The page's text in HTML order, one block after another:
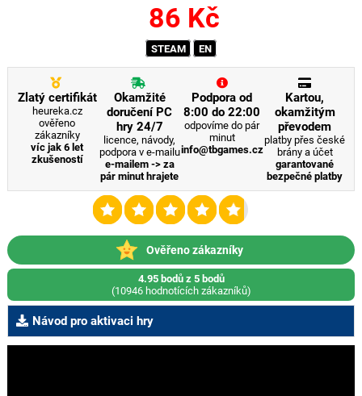
86 Kč
STEAM EN
Zlatý certifikát
heureka.cz
ověřeno
zákazníky
víc jak 6 let
zkušeností
Okamžité
doručení PC
hry 24/7
licence, návody,
podpora v e-mailu
e-mailem -> za
pár minut hrajete
Podpora od
8:00 do 22:00
odpovíme do pár
minut
info@tbgames.cz
Kartou,
okamžitým
převodem
platby přes české
brány a účet
garantované
bezpečné platby
Ověřeno zákazníky
4.95 bodů z 5 bodů
(10946 hodnotících zákazníků)
Návod pro aktivaci hry